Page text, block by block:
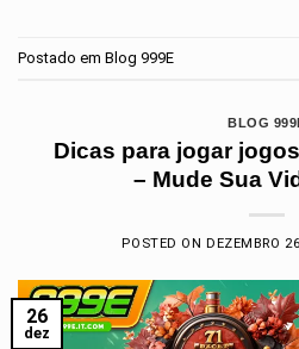
Postado em Blog 999E
BLOG
Dicas para jogar
– Mude Sua
POSTED ON DEZEMBRO
26
dez